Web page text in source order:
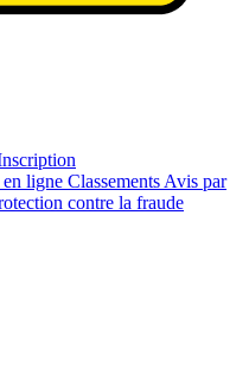
ligne Classements Avis par
contre la fraude